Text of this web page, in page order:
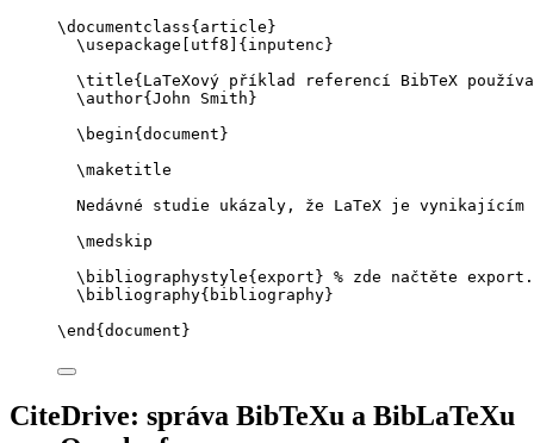
\documentclass{ article }
\usepackage
utf8 ]{ inputenc }
\title{LaTeXový příklad referencí BibTeX
\author{John Smith}
\begin{ document }
\maketitle
Nedávné studie ukázaly, že LaTeX je vynikajícím
\medskip
\bibliographystyle{export} % zde načtěte
\bibliography{bibliography}
\end { document }
CiteDrive: správa BibTeXu a BibLaTeXu